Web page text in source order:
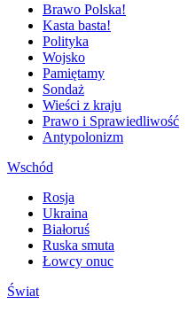
Brawo Polska!
Kasta basta!
Polityka
Wojsko
Pamiętamy
Sondaż
Wieści z kraju
Prawo i Sprawiedliwość
Antypolonizm
Wschód
Rosja
Ukraina
Białoruś
Ruska smuta
Łowcy onuc
Świat